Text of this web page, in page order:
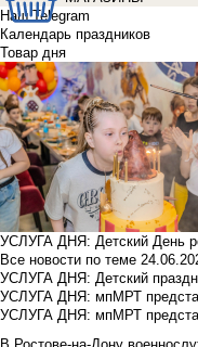
Наш Telegram
Календарь праздников
Товар дня
УСЛУГА ДНЯ: Детский День
Все новости по теме
УСЛУГА ДНЯ: Детский
УСЛУГА ДНЯ: мпМРТ
УСЛУГА ДНЯ: мпМРТ